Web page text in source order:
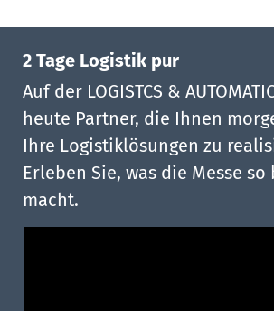
2 Tage Logistik pur
Auf der LOGISTCS &
heute Partner, die Ihnen
Ihre Logistiklösungen zu
Erleben Sie, was die Messe
macht.